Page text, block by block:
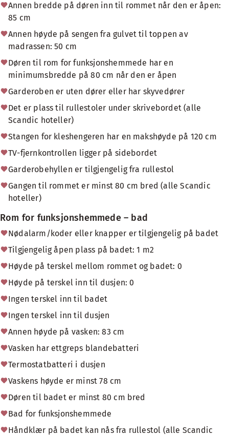
Annen bredde på døren inn til rommet når den er åpen:
85 cm
Annen høyde på sengen fra gulvet til toppen av
madrassen: 50 cm
Døren til rom for funksjonshemmede har en
minimumsbredde på 80 cm når den er åpen
Garderoben er uten dører eller har skyvedører
Det er plass til rullestoler under skrivebordet (alle
Scandic hoteller)
Stangen for kleshengeren har en makshøyde på 120 cm
TV-fjernkontrollen ligger på sidebordet
Garderobehyllen er tilgjengelig fra rullestol
Gangen til rommet er minst 80 cm bred (alle Scandic
hoteller)
Rom for funksjonshemmede – bad
Nødalarm/koder eller knapper er tilgjengelig på badet
Tilgjengelig åpen plass på badet: 1 m2
Høyde på terskel mellom rommet og badet: 0
Høyde på terskel inn til dusjen: 0
Ingen terskel inn til badet
Ingen terskel inn til dusjen
Annen høyde på vasken: 83 cm
Vasken har ettgreps blandebatteri
Termostatbatteri i dusjen
Vaskens høyde er minst 78 cm
Døren til badet er minst 80 cm bred
Bad for funksjonshemmede
Håndklær på badet kan nås fra rullestol (alle Scandic